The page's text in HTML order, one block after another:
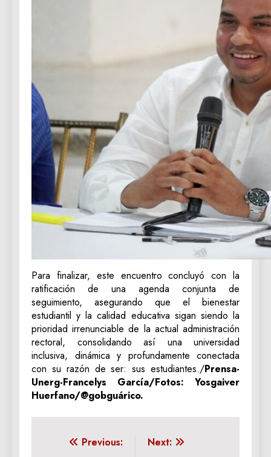
Para finalizar, este encuentro concluyó con la
ratificación de una agenda conjunta de
seguimiento, asegurando que el bienestar
estudiantil y la calidad educativa sigan siendo la
prioridad irrenunciable de la actual administración
rectoral, consolidando así una universidad
inclusiva, dinámica y profundamente conectada
con su razón de ser: sus estudiantes./Prensa-
Unerg-Francelys García/Fotos: Yosgaiver
Huerfano/@gobguárico.
Navegación
Previous:
Next: